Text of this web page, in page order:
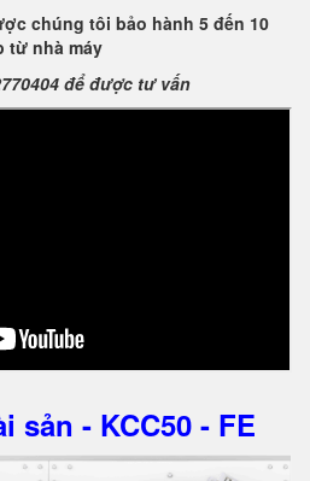
chúng tôi bảo hành 5 đến 10
từ nhà máy
để được tư vấn
sản - KCC50 - FE